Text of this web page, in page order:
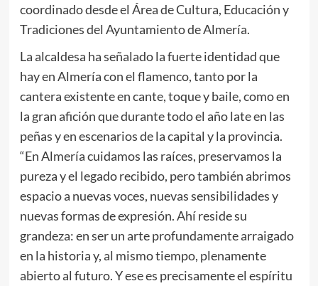
coordinado desde el Área de Cultura, Educación y
Tradiciones del Ayuntamiento de Almería.
La alcaldesa ha señalado la fuerte identidad que
hay en Almería con el flamenco, tanto por la
cantera existente en cante, toque y baile, como en
la gran afición que durante todo el año late en las
peñas y en escenarios de la capital y la provincia.
“En Almería cuidamos las raíces, preservamos la
pureza y el legado recibido, pero también abrimos
espacio a nuevas voces, nuevas sensibilidades y
nuevas formas de expresión. Ahí reside su
grandeza: en ser un arte profundamente arraigado
en la historia y, al mismo tiempo, plenamente
abierto al futuro. Y ese es precisamente el espíritu